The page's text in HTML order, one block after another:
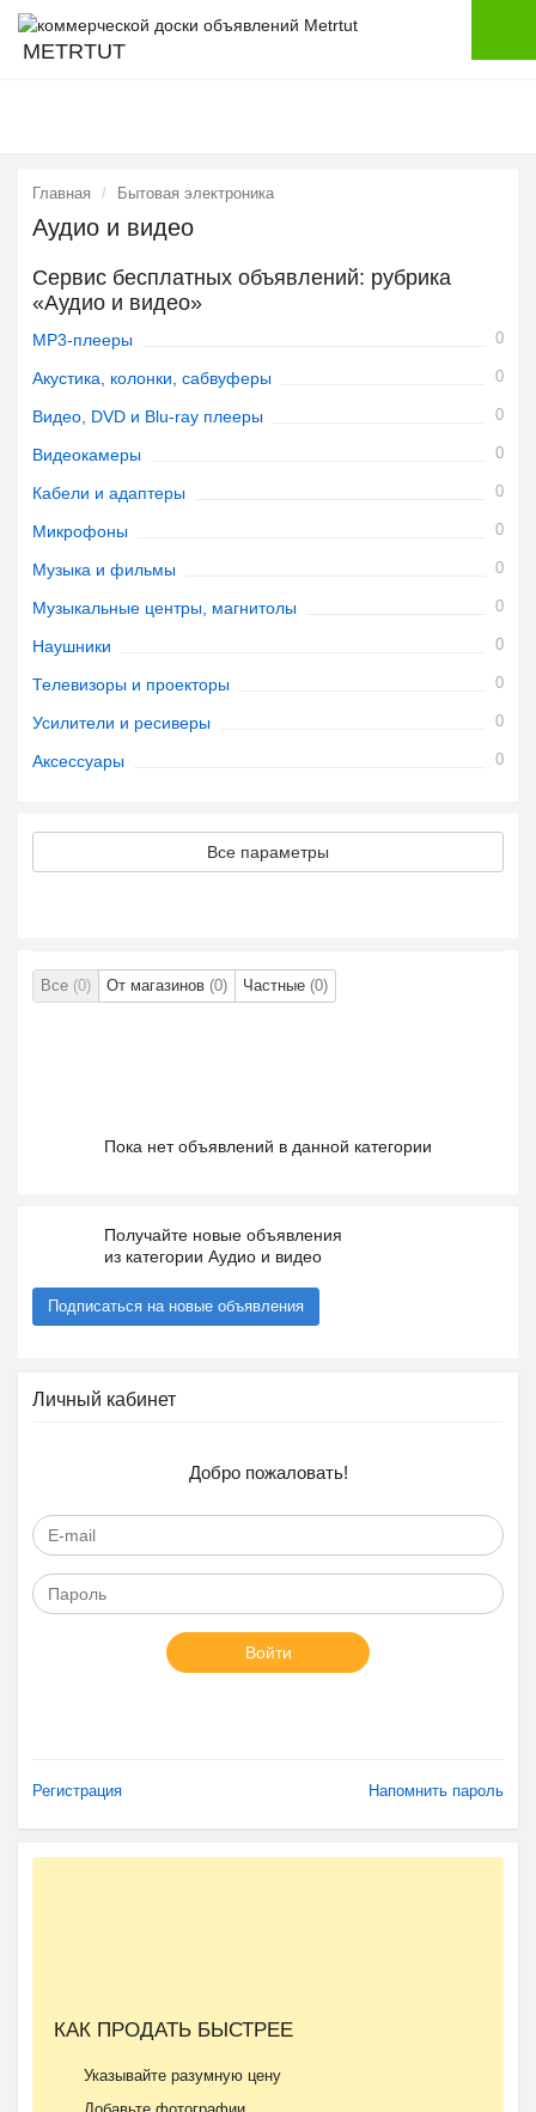
METRTUT
Главная Бытовая электроника
Аудио и видео
Сервис бесплатных объявлений: рубрика
«Аудио и видео»
MP3-плееры 0
Акустика, колонки, сабвуферы 0
Видео, DVD и Blu-ray плееры 0
Видеокамеры 0
Кабели и адаптеры 0
Микрофоны 0
Музыка и фильмы 0
Музыкальные центры, магнитолы 0
Наушники 0
Телевизоры и проекторы 0
Усилители и ресиверы 0
Аксессуары 0
Все параметры
Все (0) От магазинов (0) Частные (0)
Пока нет объявлений в данной категории
Получайте новые объявления
из категории Аудио и видео
Подписаться на новые объявления
Личный кабинет
Добро пожаловать!
Войти
Регистрация Напомнить пароль
КАК ПРОДАТЬ БЫСТРЕЕ
Указывайте разумную цену